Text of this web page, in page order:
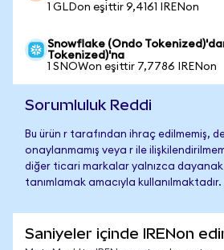
1 GLDon eşittir 9,4161 IRENon
Snowflake (Ondo
Tokenized)'na
1 SNOWon eşittir 7,7786 IRENon
Sorumluluk Reddi
Bu ürün r tarafından ihraç edilmemiş,
onaylanmamış veya r ile
diğer ticari markalar yalnızca dayanak
tanımlamak amacıyla kullanılmaktadır.
Saniyeler içinde IRENon